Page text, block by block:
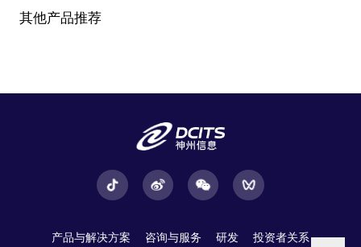
其他产品推荐
产品与解决方案 咨询与服务 研发 投资者关系